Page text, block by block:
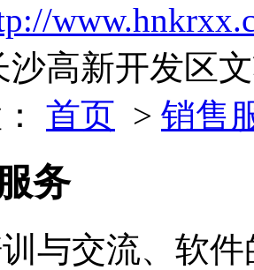
高新开发区
首页 > 销售
务
与交流、软